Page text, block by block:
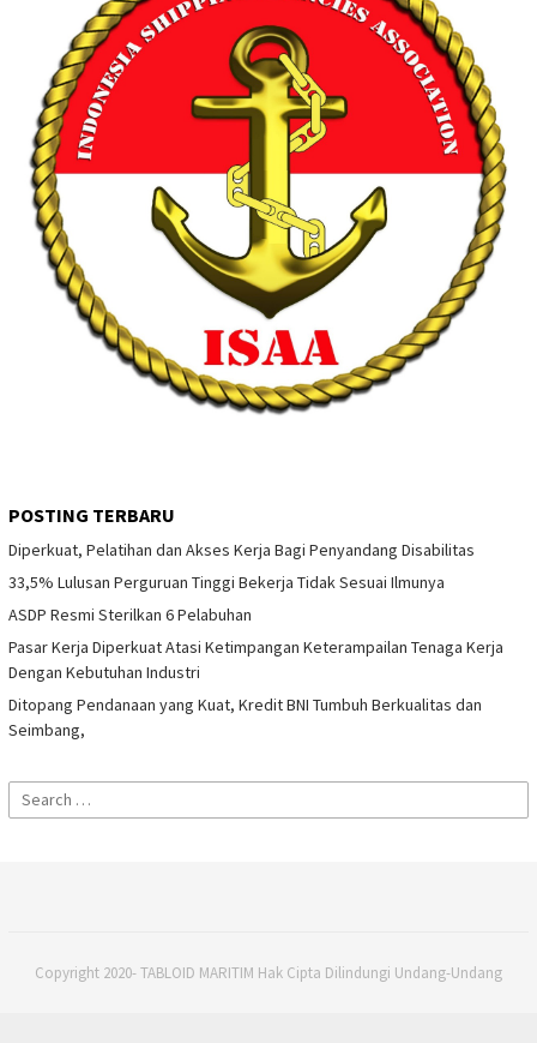
POSTING TERBARU
Diperkuat, Pelatihan dan Akses Kerja Bagi Penyandang Disabilitas
33,5% Lulusan Perguruan Tinggi Bekerja Tidak Sesuai Ilmunya
ASDP Resmi Sterilkan 6 Pelabuhan
Pasar Kerja Diperkuat Atasi Ketimpangan Keterampailan Tenaga Kerja
Dengan Kebutuhan Industri
Ditopang Pendanaan yang Kuat, Kredit BNI Tumbuh Berkualitas dan
Seimbang,
Search
for:
Copyright 2020- TABLOID MARITIM Hak Cipta Dilindungi Undang-Undang